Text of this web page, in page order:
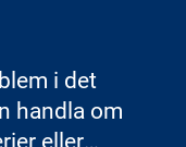
i det
handla om
eller